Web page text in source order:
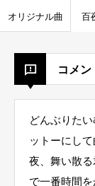
オリジナル曲 百
コメン
どんぶりた
ットーにし
夜、舞い散
で一番時間